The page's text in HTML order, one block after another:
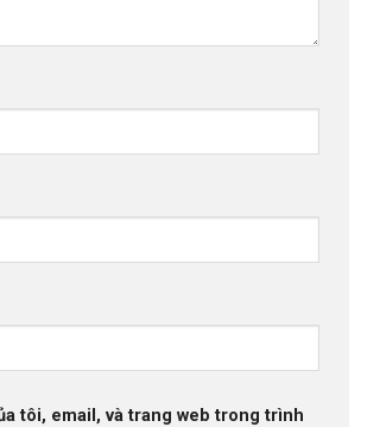
tôi, email, và trang web trong trình